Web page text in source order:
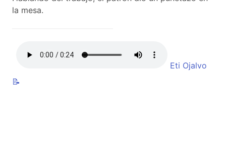
la mesa.
Eti Ojalvo
📝